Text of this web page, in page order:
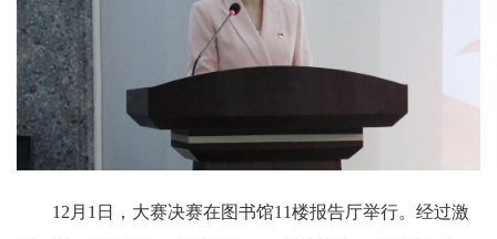
12月1日，大赛决赛在图书馆11楼报告厅举行。经过激